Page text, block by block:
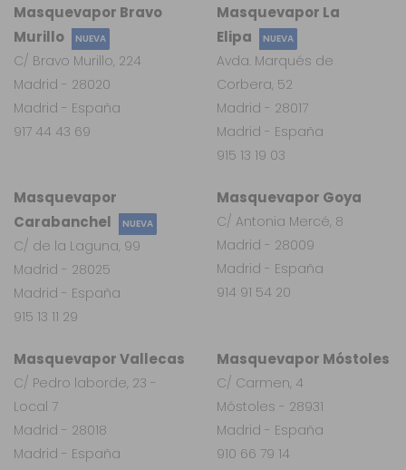
Masquevapor
Carabanchel
NUEVA
C/ de la Laguna, 99
Madrid - 28025
Madrid - España
915 13 11 29
Masquevapor Vallecas
C/ Pedro laborde, 23 -
Local 7
Madrid - 28018
Madrid - España
Masquevapor Móstoles
C/ Carmen, 4
Móstoles - 28931
Madrid - España
910 66 79 14
Masquevapor Goya
C/ Antonia Mercé, 8
Madrid - 28009
Madrid - España
914 91 54 20
Masquevapor La
Elipa
NUEVA
Avda. Marqués de
Corbera, 52
Madrid - 28017
Madrid - España
915 13 19 03
Masquevapor Bravo
Murillo
NUEVA
C/ Bravo Murillo, 224
Madrid - 28020
Madrid - España
917 44 43 69